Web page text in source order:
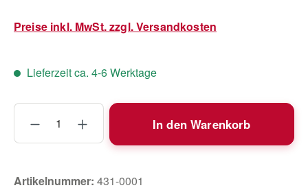
Preise inkl. MwSt. zzgl. Versandkosten
Lieferzeit ca. 4-6 Werktage
Produkt Anzahl: Gib den gewünschten
In den Warenkorb
Artikelnummer: 431-0001